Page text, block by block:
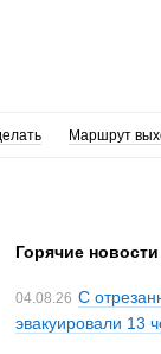
Маршрут
Горячие новости
04.08.26 С
эвакуировали 13